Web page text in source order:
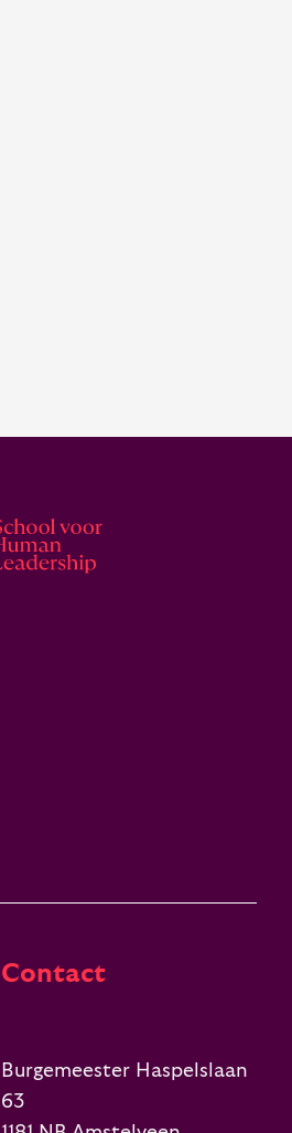
Contact
Burgemeester Haspelslaan
63